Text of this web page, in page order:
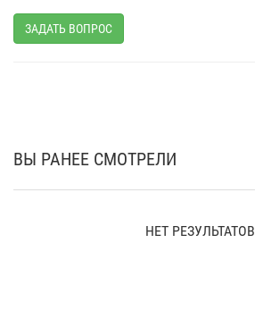
ЗАДАТЬ ВОПРОС
ВЫ РАНЕЕ СМОТРЕЛИ
НЕТ РЕЗУЛЬТАТОВ